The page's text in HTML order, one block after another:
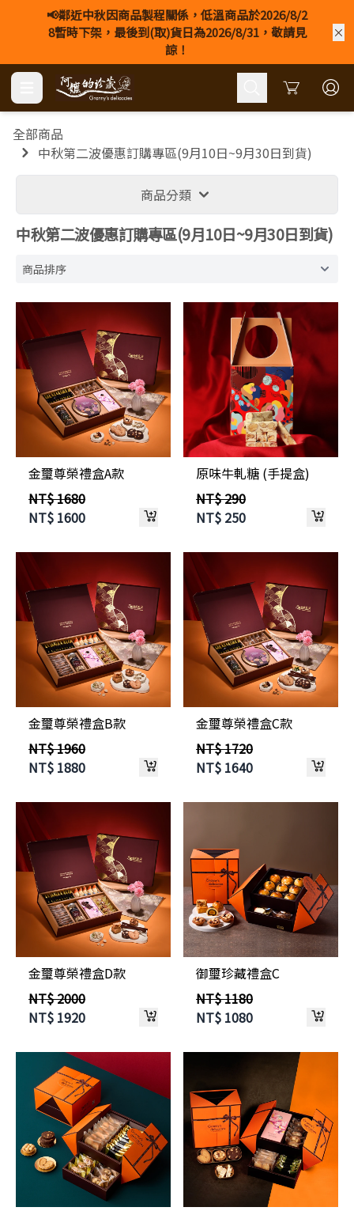
📢鄰近中秋因商品製程關係，低溫商品於2026/8/2
8暫時下架，最後到(取)貨日為2026/8/31，敬請見
諒！
Cart
全部商品
中秋第二波優惠訂購專區(9月10日~9月30日到貨)
商品分類
中秋第二波優惠訂購專區(9月10日~9月30日到貨)
金璽尊榮禮盒A款
NT$ 1680
NT$ 1600
原味牛軋糖 (手提盒)
NT$ 290
NT$ 250
金璽尊榮禮盒B款
NT$ 1960
NT$ 1880
金璽尊榮禮盒C款
NT$ 1720
NT$ 1640
金璽尊榮禮盒D款
NT$ 2000
NT$ 1920
御璽珍藏禮盒C
NT$ 1180
NT$ 1080